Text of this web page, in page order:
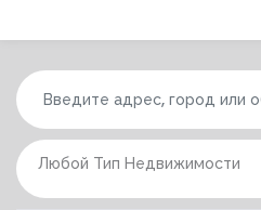
Любой Тип Недвижимости